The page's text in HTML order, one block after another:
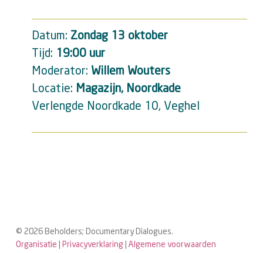
Datum: Zondag 13 oktober
Tijd: 19:00 uur
Moderator: Willem Wouters
Locatie: Magazijn, Noordkade
Verlengde Noordkade 10, Veghel
© 2026 Beholders; Documentary Dialogues.
Organisatie | Privacyverklaring| Algemene voorwaarden